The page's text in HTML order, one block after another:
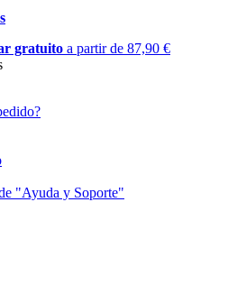
gratuito a partir de 87,90 €
"Ayuda y Soporte"